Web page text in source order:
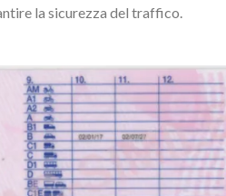
la sicurezza del traffico.